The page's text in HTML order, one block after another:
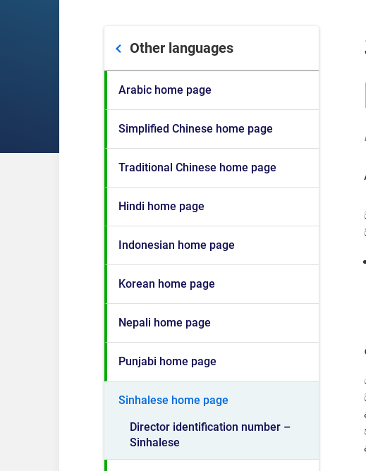
Other languages
Arabic home page
Simplified Chinese home page
Traditional Chinese home page
Hindi home page
Indonesian home page
Korean home page
Nepali home page
Punjabi home page
Sinhalese home page
Director identification number –
Sinhalese